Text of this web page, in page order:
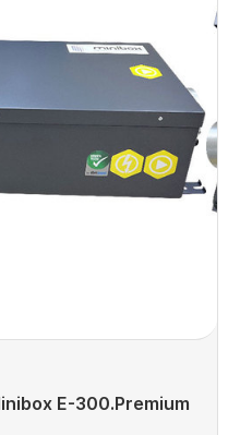
E-300.Premium